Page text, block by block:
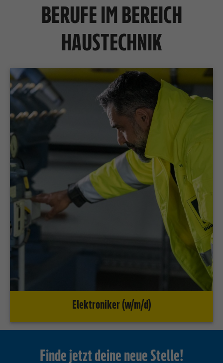
BERUFE IM BEREICH
HAUSTECHNIK
Elektroniker (w/m/d)
Finde jetzt deine neue Stelle!